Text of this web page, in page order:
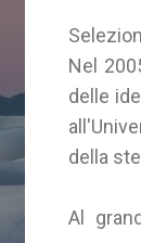
Nel
delle
della
Al